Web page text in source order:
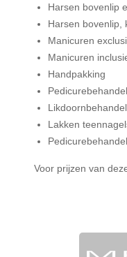
Harsen bovenlip
Harsen bovenlip,
Manicuren
Manicuren
Handpakking
Lakken
Voor prijzen van